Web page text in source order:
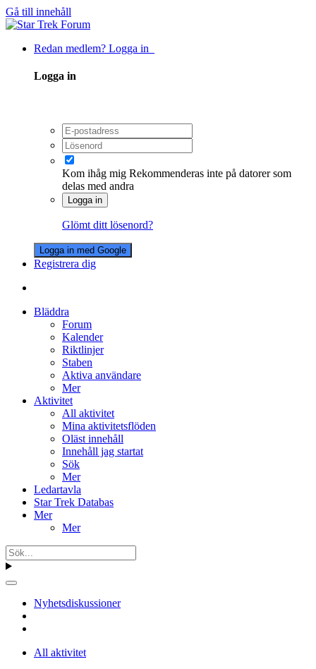
Gå till innehåll
Redan medlem? Logga in
Logga in
Kom ihåg mig Rekommenderas inte på datorer som
delas med andra
Logga in
Glömt ditt lösenord?
Logga in med Google
Registrera dig
Bläddra
Forum
Kalender
Riktlinjer
Staben
Aktiva användare
Mer
Aktivitet
All aktivitet
Mina aktivitetsflöden
Oläst innehåll
Innehåll jag startat
Sök
Mer
Ledartavla
Star Trek Databas
Mer
Mer
Nyhetsdiskussioner
All aktivitet